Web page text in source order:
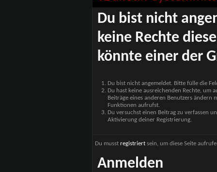
Du bist nicht
keine Rechte
könnte einer der
Du bist nicht angemeldet. Bitte fülle die
Du hast keine ausreichenden Rechte, um
Beiträge eines anderen Benutzers
Funktionen aufrufst.
Du versuchst einen Beitrag zu verfassen
Aktivierung deiner Registrierung.
Du musst registriertsein, um diese Seite
Anmelden